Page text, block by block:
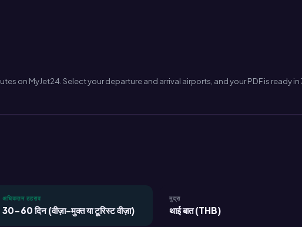
on MyJet24. Select your departure and arrival airports, and your PDF is ready in
अधिकतम ठहराव
30-60 दिन (वीज़ा-मुक्त या टूरिस्ट वीज़ा)
मुद्रा
थाई बात (THB)